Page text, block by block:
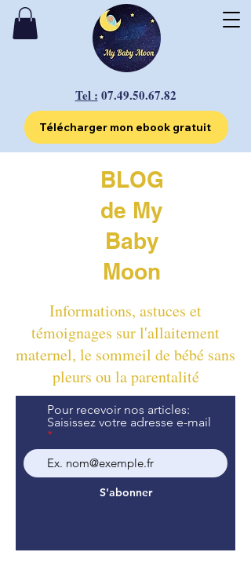
Tel : 07.49.50.67.82
Télécharger mon ebook gratuit
BLOG
de My
Baby
Moon
Informations, astuces et
témoignages sur l'allaitement
maternel, le sommeil de bébé sans
pleurs ou la parentalité
Pour recevoir nos articles:
Saisissez votre adresse e-mail
S'abonner